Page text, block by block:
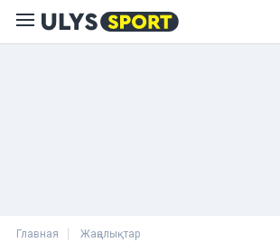
Главная Жаңалықтар